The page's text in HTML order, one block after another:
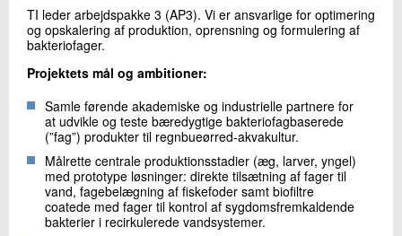
TI leder arbejdspakke 3 (AP3). Vi er ansvarlige for optimering
og opskalering af produktion, oprensning og formulering af
bakteriofager.
Projektets mål og ambitioner:
Samle førende akademiske og industrielle partnere for
at udvikle og teste bæredygtige bakteriofagbaserede
(”fag”) produkter til regnbueørred-akvakultur.
Målrette centrale produktionsstadier (æg, larver, yngel)
med prototype løsninger: direkte tilsætning af fager til
vand, fagebelægning af fiskefoder samt biofiltre
coatede med fager til kontrol af sygdomsfremkaldende
bakterier i recirkulerede vandsystemer.